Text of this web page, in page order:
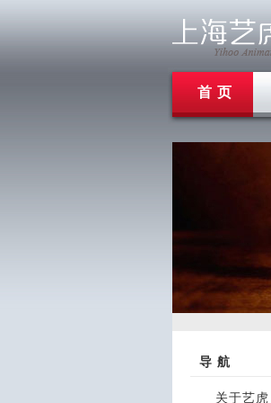
首 页
导 航
关于艺虎